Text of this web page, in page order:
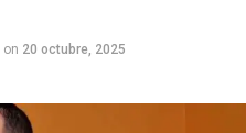
on 20 octubre, 2025